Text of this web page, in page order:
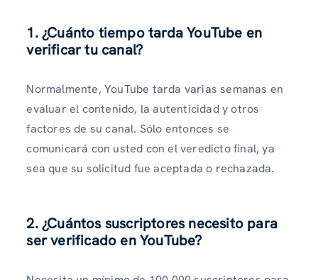
1. ¿Cuánto tiempo tarda YouTube en
verificar tu canal?
Normalmente, YouTube tarda varias semanas en
evaluar el contenido, la autenticidad y otros
factores de su canal. Sólo entonces se
comunicará con usted con el veredicto final, ya
sea que su solicitud fue aceptada o rechazada.
2. ¿Cuántos suscriptores necesito para
ser verificado en YouTube?